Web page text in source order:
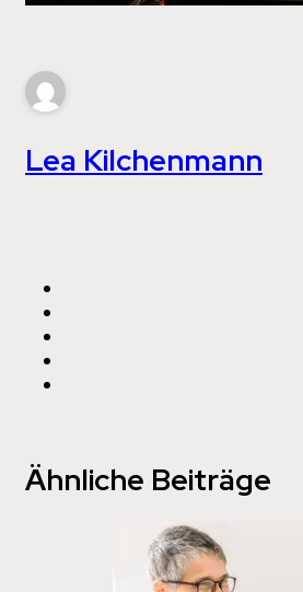
Lea Kilchenmann
Ähnliche Beiträge